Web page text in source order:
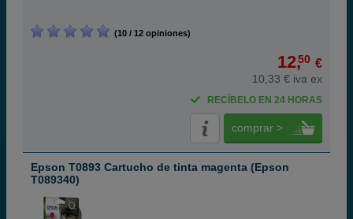
(10 / 12 opiniones)
12,50 €
10,33 € iva ex
RECÍBELO EN 24 HORAS
comprar >
Epson T0893 Cartucho de tinta magenta (Epson
T089340)